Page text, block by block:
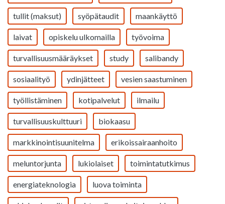
tullit (maksut) syöpätaudit maankäyttö
laivat opiskelu ulkomailla työvoima
turvallisuusmääräykset study salibandy
sosiaalityö ydinjätteet vesien saastuminen
työllistäminen kotipalvelut ilmailu
turvallisuuskulttuuri biokaasu
markkinointisuunitelma erikoissairaanhoito
meluntorjunta lukiolaiset toimintatutkimus
energiateknologia luova toiminta